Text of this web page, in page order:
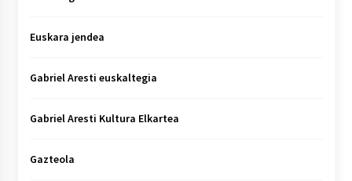
Euskara jendea
Gabriel Aresti euskaltegia
Gabriel Aresti Kultura Elkartea
Gazteola